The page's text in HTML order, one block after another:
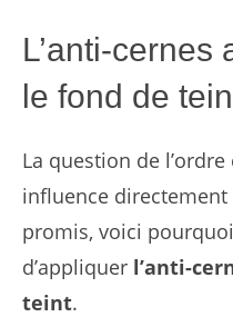
L’anti-cernes
le fond de
La question de
influence
promis, voici
d’appliquer l’anti-
teint.